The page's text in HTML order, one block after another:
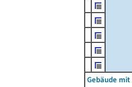
Gebäude mit